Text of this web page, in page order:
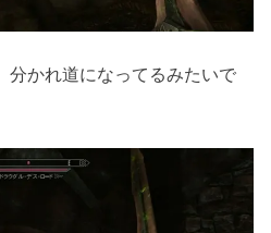
分かれ道になってるみたいで